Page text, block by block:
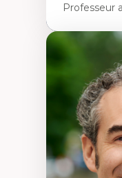
Professeur
Économie
Modèles
Histoire
Gestion
Écologie
Transition